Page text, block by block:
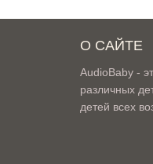
О САЙТЕ
AudioBaby -
различных
детей всех